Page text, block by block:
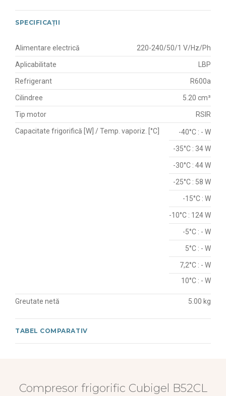
SPECIFICAȚII
Alimentare electrică 220-240/50/1 V/Hz/Ph
Aplicabilitate LBP
Refrigerant R600a
Cilindree 5.20 cm³
Tip motor RSIR
Capacitate frigorifică [W] / Temp. vaporiz. [°C] -40°C : - W
-35°C : 34 W
-30°C : 44 W
-25°C : 58 W
-15°C : W
-10°C : 124 W
-5°C : - W
5°C : - W
7,2°C : - W
10°C : - W
Greutate netă 5.00 kg
TABEL COMPARATIV
Compresor frigorific Cubigel B52CL